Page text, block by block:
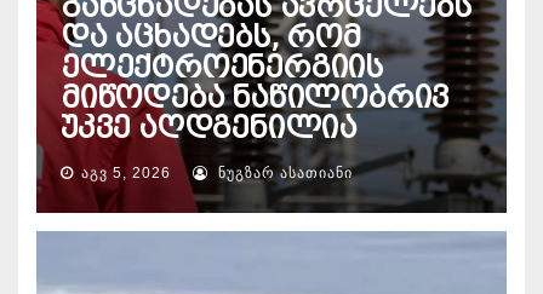
და აცხადებს, რომ
ელექტროენერგიის
მიწოდება ნაწილობრივ
უკვე აღდგენილია
ᲐᲒᲕ 5, 2026 ᲜᲣᲒᲖᲐᲠ ᲐᲡᲐᲗᲘᲐᲜᲘ